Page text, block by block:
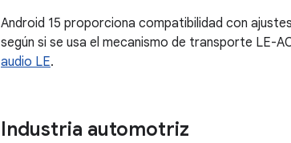
Android 15 proporciona compatibilidad con
según si se usa el mecanismo de transporte LE-
audio LE.
Industria automotriz